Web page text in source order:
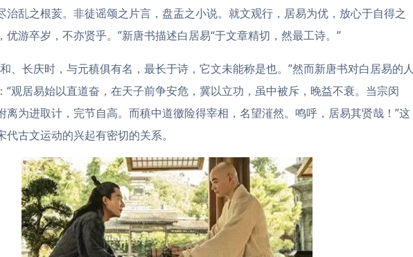
治乱之根荄。非徒谣颂之片言，盘盂之小说。就文观行，居易为优，放心于自得之
优游卒岁，不亦贤乎。”新唐书描述白居易“于文章精切，然最工诗。”
、长庆时，与元稹俱有名，最长于诗，它文未能称是也。”然而新唐书对白居易的人
“观居易始以直道奋，在天子前争安危，冀以立功，虽中被斥，晚益不衰。当宗闵
离为进取计，完节自高。而稹中道徼险得宰相，名望漼然。鸣呼，居易其贤哉！”这
古文运动的兴起有密切的关系。